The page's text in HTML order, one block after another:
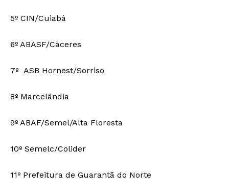
5º CIN/Cuiabá
6º ABASF/Càceres
7º ASB Hornest/Sorriso
8º Marcelândia
9º ABAF/Semel/Alta Floresta
10º Semelc/Colider
11º Prefeitura de Guarantã do Norte